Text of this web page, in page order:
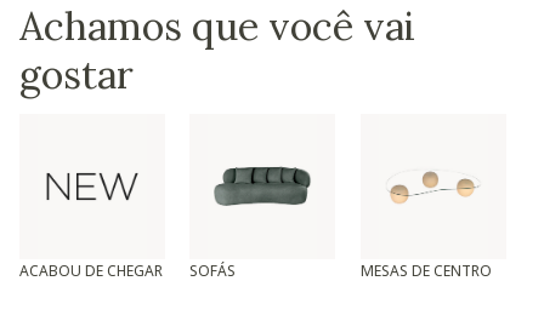
Achamos que você vai
gostar
ACABOU DE CHEGAR SOFÁS MESAS DE CENTRO